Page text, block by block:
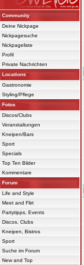
Community
Deine Nickpage
Nickpagesuche
Nickpageliste
Profil
Private Nachrichten
Locations
Gastronomie
Styling/Pflege
Fotos
Discos/Clubs
Veranstaltungen
Kneipen/Bars
Sport
Specials
Top Ten Bilder
Kommentare
Forum
Life and Style
Meet and Flirt
Partytipps, Events
Discos, Clubs
Kneipen, Bistros
Sport
Suche im Forum
New and Top